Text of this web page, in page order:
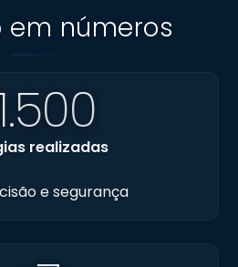
em números
realizadas
e segurança